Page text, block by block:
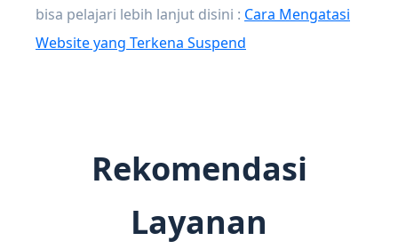
bisa pelajari lebih lanjut disini : Cara Mengatasi
Website yang Terkena Suspend
Rekomendasi
Layanan